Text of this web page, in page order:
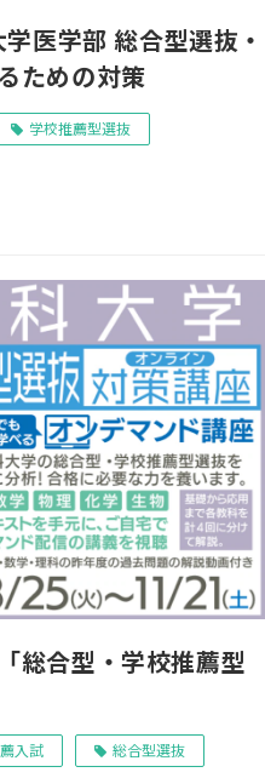
医学部 総合型選抜・
ための対策
学校推薦型選抜
総合型・学校推薦型
入試 総合型選抜